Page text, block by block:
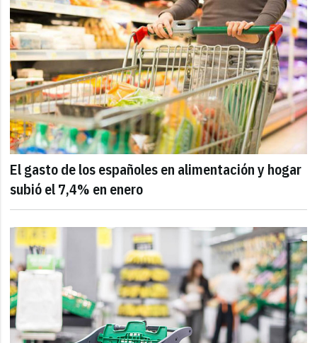
El gasto de los españoles en alimentación y hogar
subió el 7,4% en enero